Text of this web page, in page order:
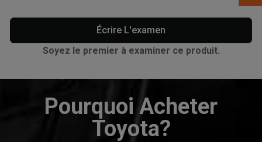
Écrire L'examen
Soyez le premier à examiner ce produit.
Pourquoi Acheter
Toyota?